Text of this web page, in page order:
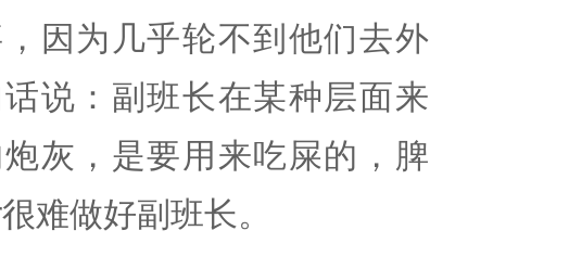
因为几乎轮不到他们去外
说：副班长在某种层面来
灰，是要用来吃屎的，脾
难做好副班长。